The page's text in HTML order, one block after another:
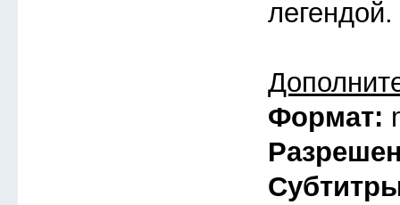
легендой.
Формат: